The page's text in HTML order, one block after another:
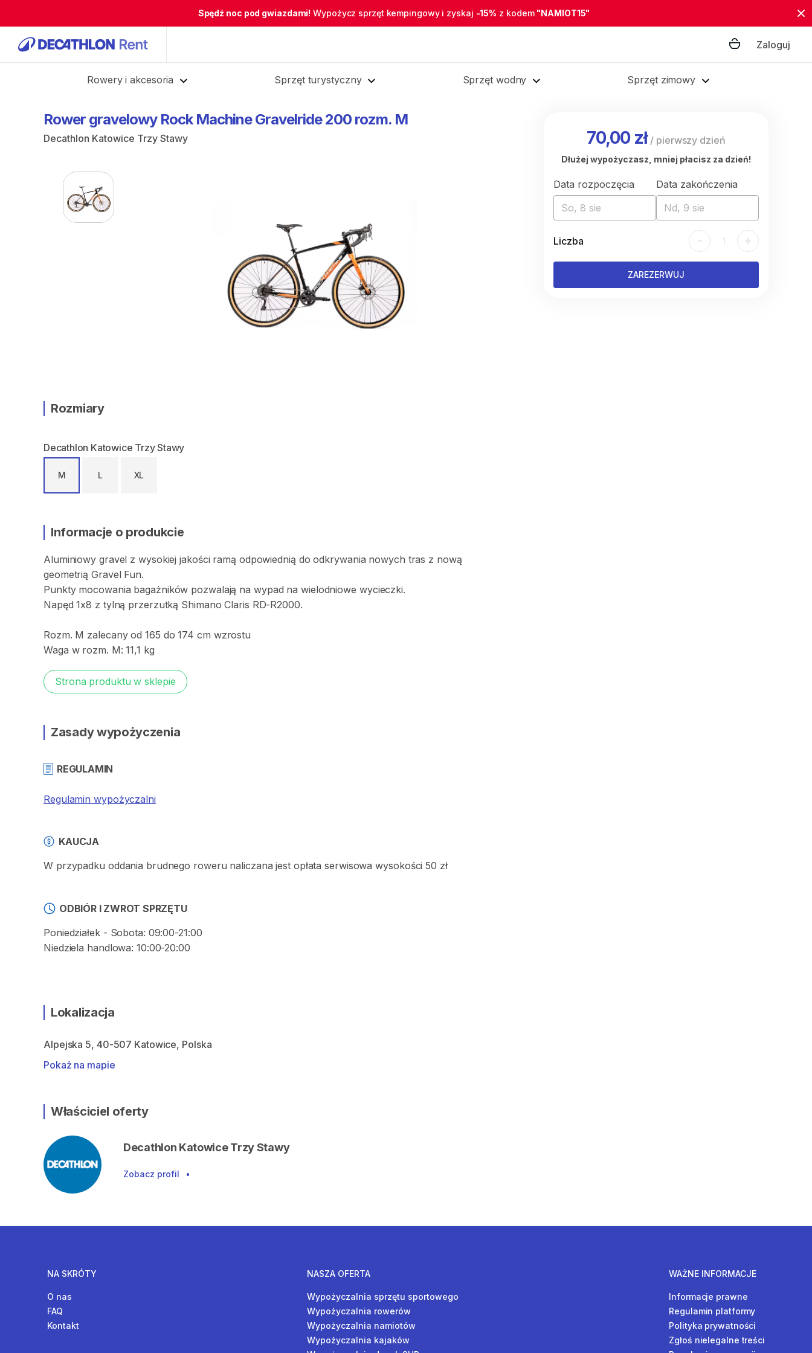
Spędź noc pod gwiazdami! Wypożycz sprzęt kempingowy i zyskaj -15% z kodem "NAMIOT15"
Zaloguj
Rowery i akcesoria Sprzęt turystyczny Sprzęt wodny Sprzęt zimowy
Rower gravelowy Rock Machine Gravelride 200 rozm. M
Decathlon Katowice Trzy Stawy
Rozmiary
Decathlon Katowice Trzy Stawy
M L XL
Informacje o produkcie
Aluminiowy gravel z wysokiej jakości ramą odpowiednią do odkrywania nowych tras z nową
geometrią Gravel Fun.
Punkty mocowania bagażników pozwalają na wypad na wielodniowe wycieczki.
Napęd 1x8 z tylną przerzutką Shimano Claris RD-R2000.
Rozm. M zalecany od 165 do 174 cm wzrostu
Waga w rozm. M: 11​​,​​1 kg
Strona produktu w sklepie
Zasady wypożyczenia
REGULAMIN
Regulamin wypożyczalni
KAUCJA
W przypadku oddania brudnego roweru naliczana jest opłata serwisowa wysokości 50 zł
ODBIÓR I ZWROT SPRZĘTU
Poniedziałek - Sobota: 09:00-21:00
Niedziela handlowa: 10:00-20:00
Lokalizacja
Alpejska 5, 40-507 Katowice, Polska
Pokaż na mapie
Właściciel oferty
Decathlon Katowice Trzy Stawy
Zobacz profil •
70,00 zł/ pierwszy dzień
Dłużej wypożyczasz, mniej płacisz za dzień!
Data rozpoczęcia
So, 8 sie
Data zakończenia
Nd, 9 sie
Liczba - 1 +
ZAREZERWUJ
NA SKRÓTY
O nas
FAQ
Kontakt
NASZA OFERTA
Wypożyczalnia sprzętu sportowego
Wypożyczalnia rowerów
Wypożyczalnia namiotów
Wypożyczalnia kajaków
WAŻNE INFORMACJE
Informacje prawne
Regulamin platformy
Polityka prywatności
Zgłoś nielegalne treści